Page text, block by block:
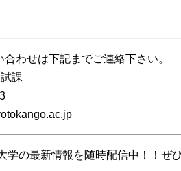
わせは下記までご連絡下さい。
課
学の最新情報を随時配信中！！ぜ